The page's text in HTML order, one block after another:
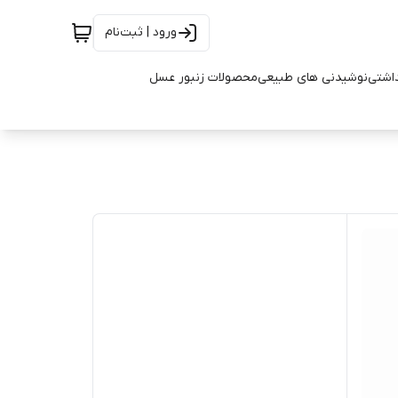
ورود | ثبت‌نام
نوشیدنی های طبیعیمحصولات زنبور عسل